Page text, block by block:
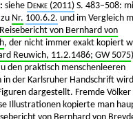
siehe Denke (2011) S. 483–508:
Nr. 100.6.2. und im Vergleich
Reisebericht von Bernhard von
, der nicht immer exakt kopiert
Reuwich, 11.2.1486; GW 5075
den praktisch menschenleeren
in der Karlsruher Handschrift
dargestellt. Fremde
Illustrationen kopierte man